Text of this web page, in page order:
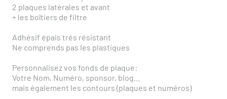
2 plaques latérales et avant
+ les boîtiers de filtre
Adhésif épais trés résistant
Ne comprends pas les plastiques
Personnalisez vos fonds de plaque:
Votre Nom, Numéro, sponsor, blog...
mais également les contours (plaques et numéros)